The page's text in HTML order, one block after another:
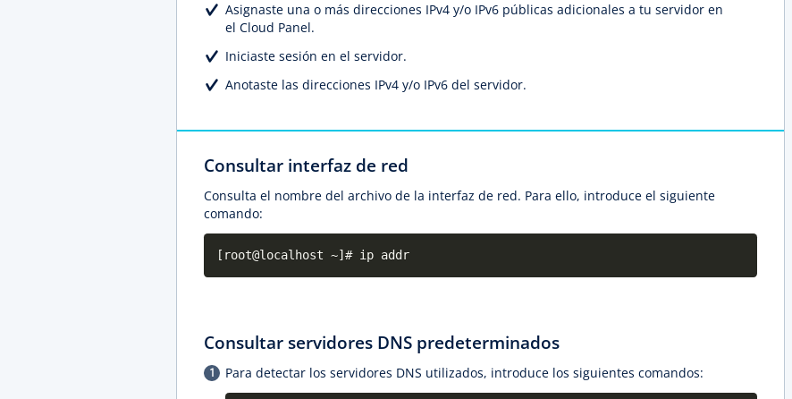
Asignaste una o más direcciones IPv4 y/o IPv6 públicas adicionales a tu servidor en
el Cloud Panel.
Iniciaste sesión en el servidor.
Anotaste las direcciones IPv4 y/o IPv6 del servidor.
Consultar interfaz de red
Consulta el nombre del archivo de la interfaz de red. Para ello, introduce el siguiente
comando:
[root@localhost ~]# ip addr
Consultar servidores DNS predeterminados
Para detectar los servidores DNS utilizados, introduce los siguientes comandos: